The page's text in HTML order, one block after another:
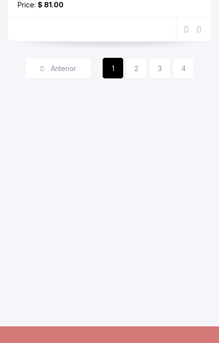
Price: $ 81.00
Anterior 1 2 3 4